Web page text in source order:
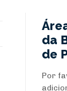
da
de
Por